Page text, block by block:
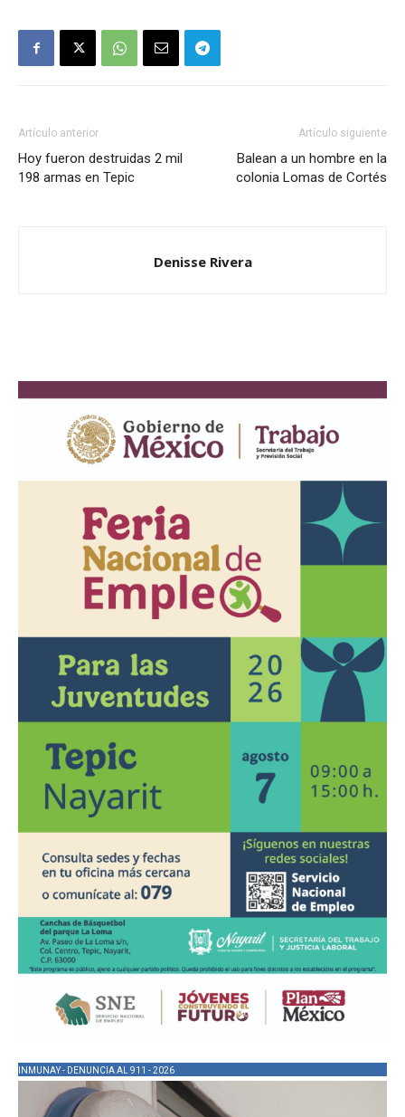
Artículo anterior
Hoy fueron destruidas 2 mil
198 armas en Tepic
Artículo siguiente
Balean a un hombre en la
colonia Lomas de Cortés
Denisse Rivera
INMUNAY - DENUNCIA AL 911 - 2026